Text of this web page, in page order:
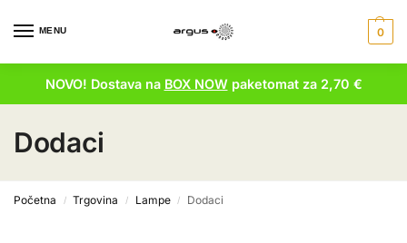
MENU 0
NOVO! Dostava na BOX NOWpaketomat za 2,70 €
Dodaci
Početna / Trgovina / Lampe / Dodaci